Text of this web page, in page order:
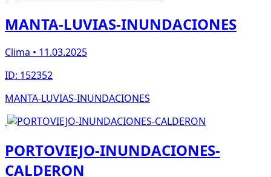
MANTA-LUVIAS-INUNDACIONES
Clima • 11.03.2025
ID: 152352
MANTA-LUVIAS-INUNDACIONES
PORTOVIEJO-INUNDACIONES-
CALDERON